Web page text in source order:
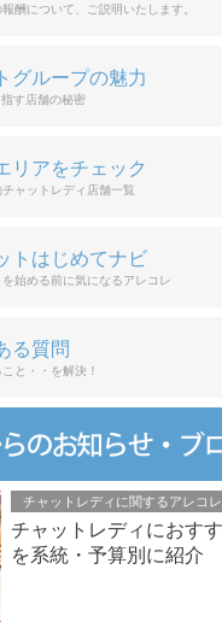
酬について、ご説明いたします。
グループの魅力
す店舗の秘密
リアをチェック
ャットレディ店舗一覧
トはじめてナビ
始める前に気になるアレコレ
る質問
と・・を解決！
チャットレディに関するアレコレ
チャットレディにおす
を系統・予算別に紹介